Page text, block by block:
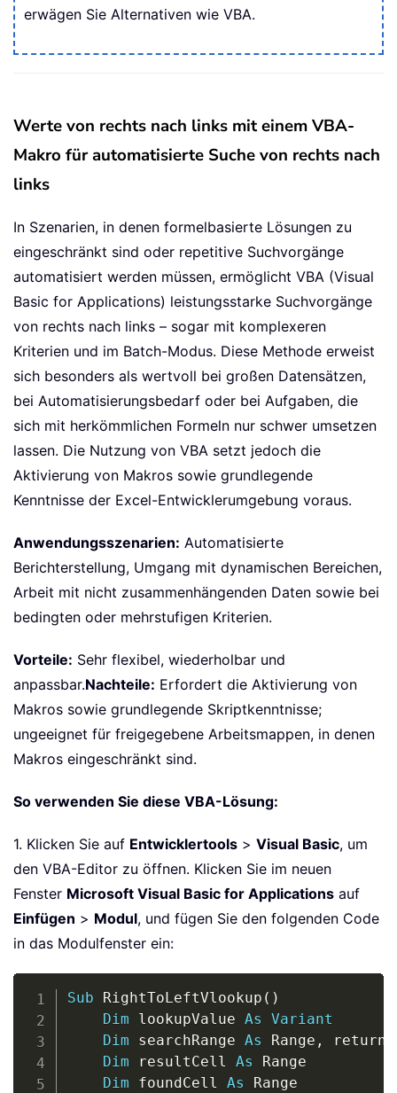
erwägen Sie Alternativen wie VBA.
Werte von rechts nach links mit einem VBA-
Makro für automatisierte Suche von rechts nach
links
In Szenarien, in denen formelbasierte Lösungen zu
eingeschränkt sind oder repetitive Suchvorgänge
automatisiert werden müssen, ermöglicht VBA (Visual
Basic for Applications) leistungsstarke Suchvorgänge
von rechts nach links – sogar mit komplexeren
Kriterien und im Batch-Modus. Diese Methode erweist
sich besonders als wertvoll bei großen Datensätzen,
bei Automatisierungsbedarf oder bei Aufgaben, die
sich mit herkömmlichen Formeln nur schwer umsetzen
lassen. Die Nutzung von VBA setzt jedoch die
Aktivierung von Makros sowie grundlegende
Kenntnisse der Excel-Entwicklerumgebung voraus.
Anwendungsszenarien: Automatisierte
Berichterstellung, Umgang mit dynamischen Bereichen,
Arbeit mit nicht zusammenhängenden Daten sowie bei
bedingten oder mehrstufigen Kriterien.
Vorteile: Sehr flexibel, wiederholbar und
anpassbar.Nachteile: Erfordert die Aktivierung von
Makros sowie grundlegende Skriptkenntnisse;
ungeeignet für freigegebene Arbeitsmappen, in denen
Makros eingeschränkt sind.
So verwenden Sie diese VBA-Lösung:
1. Klicken Sie auf Entwicklertools > Visual Basic, um
den VBA-Editor zu öffnen. Klicken Sie im neuen
Fenster Microsoft Visual Basic for Applications auf
Einfügen > Modul, und fügen Sie den folgenden Code
in das Modulfenster ein:
Sub RightToLeftVlookup ( )
Dim lookupValue As
Variant
Dim searchRange As Range ,
Dim resultCell As Range
Dim foundCell As Range